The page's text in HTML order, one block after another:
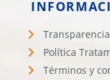
Política
Términos y